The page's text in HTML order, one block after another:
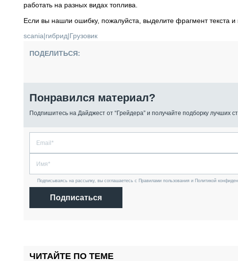
работать на разных видах топлива.
Если вы нашли ошибку, пожалуйста, выделите фрагмент текста
scania|гибрид|Грузовик
ПОДЕЛИТЬСЯ:
Понравился материал?
Подпишитесь на Дайджест от “Грейдера” и получайте подборку лучших
Подписываясь на рассылку, вы соглашаетесь с Правилами пользования и Политикой
Подписаться
ЧИТАЙТЕ ПО ТЕМЕ